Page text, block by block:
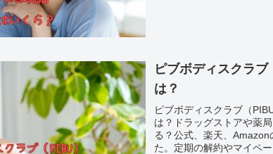
ピブボディスクラ
は？
ピブボディスクラブ（
は？ドラッグストアや薬
る？公式、楽天、
た。定期の解約やマイペ